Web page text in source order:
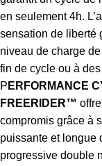
en seulement 4h.
sensation de liberté
niveau de charge
fin de cycle ou à
P ERFORMANCE
FREERIDER™
compromis grâce à
puissante et longue
progressive double